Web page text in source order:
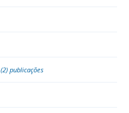
(2) publicações